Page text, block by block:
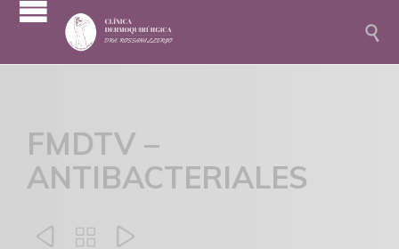

FMDTV –
ANTIBACTERIALES
  